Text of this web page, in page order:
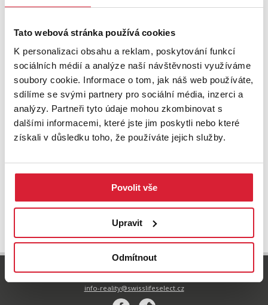
Tato webová stránka používá cookies
K personalizaci obsahu a reklam, poskytování funkcí
sociálních médií a analýze naší návštěvnosti využíváme
soubory cookie. Informace o tom, jak náš web používáte,
sdílíme se svými partnery pro sociální média, inzerci a
analýzy. Partneři tyto údaje mohou zkombinovat s
dalšími informacemi, které jste jim poskytli nebo které
získali v důsledku toho, že používáte jejich služby.
Povolit vše
Upravit
Odmítnout
KONTAKT
Prodej vinného sklepa 210 m2, Jaroslavice
2 400 000 Kč
UPRAVIT VYHLEDÁVÁNÍ
info-reality@swisslifeselect.cz